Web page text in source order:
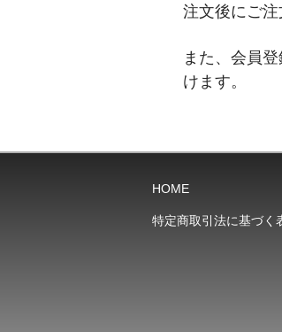
注文後にご
また、会員
けます。
HOME
特定商取引法に基づく